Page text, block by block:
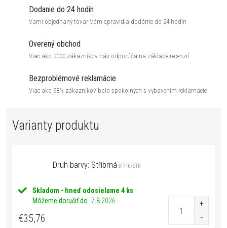
Dodanie do 24 hodín
Vami objednaný tovar Vám spravidla dodáme do 24 hodín
Overený obchod
Viac ako 2000 zákazníkov nás odporúča na základe recenzií
Bezproblémové reklamácie
Viac ako 98% zákazníkov bolo spokojných s vybavením reklamácie
Druh barvy: Stříbrná 51716/STR
Skladom - hneď odosielame 4 ks
Môžeme doručiť do 7.8.2026
€35,76